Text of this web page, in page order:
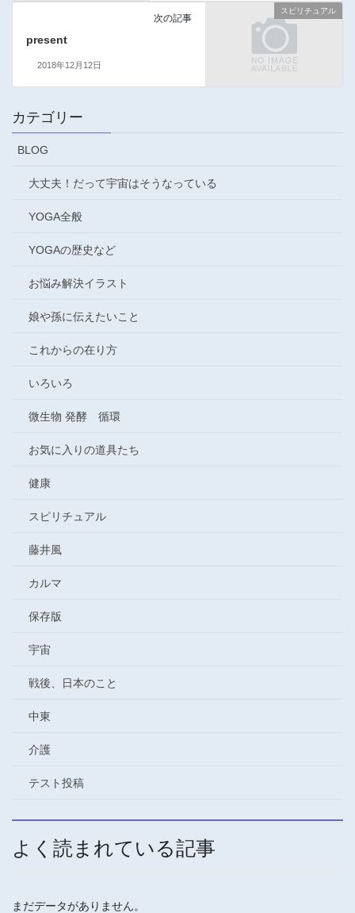
スピリチュアル
次の記事
present
2018年12月12日
カテゴリー
BLOG
大丈夫！だって宇宙はそうなっている
YOGA全般
YOGAの歴史など
お悩み解決イラスト
娘や孫に伝えたいこと
これからの在り方
いろいろ
微生物 発酵 循環
お気に入りの道具たち
健康
スピリチュアル
藤井風
カルマ
保存版
宇宙
戦後、日本のこと
中東
介護
テスト投稿
よく読まれている記事
まだデータがありません。